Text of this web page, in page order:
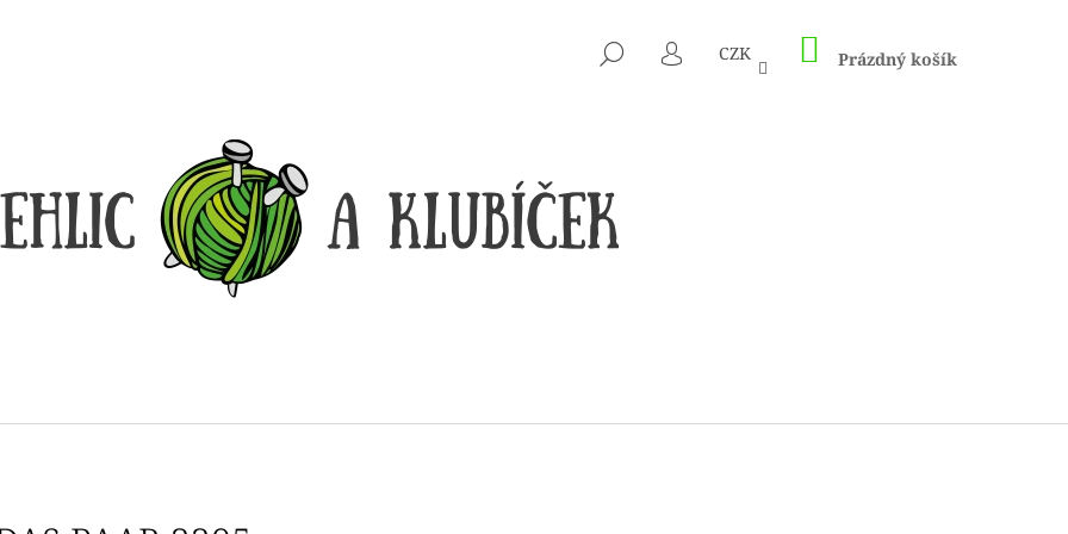
HLEDAT
PŘIHLÁŠENÍ
CZK NÁKUPNÍ
KOŠÍK
Prázdný košík
CO POTŘEBUJETE NAJÍT?
HLEDAT
Kč